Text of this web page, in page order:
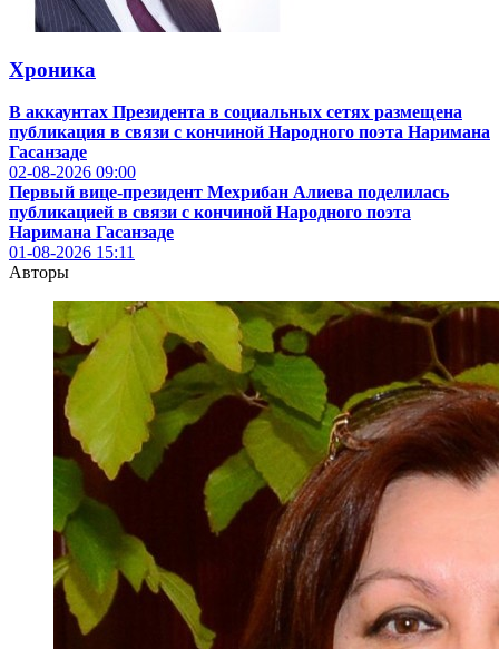
Хроника
В аккаунтах Президента в социальных сетях размещена
публикация в связи с кончиной Народного поэта Наримана
Гасанзаде
02-08-2026 09:00
Первый вице-президент Мехрибан Алиева поделилась
публикацией в связи с кончиной Народного поэта
Наримана Гасанзаде
01-08-2026 15:11
Авторы